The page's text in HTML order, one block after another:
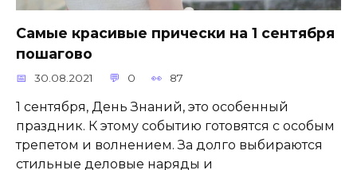
Самые красивые прически на 1 сентября
пошагово
30.08.2021 0 87
1 сентября, День Знаний, это особенный
праздник. К этому событию готовятся с особым
трепетом и волнением. За долго выбираются
стильные деловые наряды и